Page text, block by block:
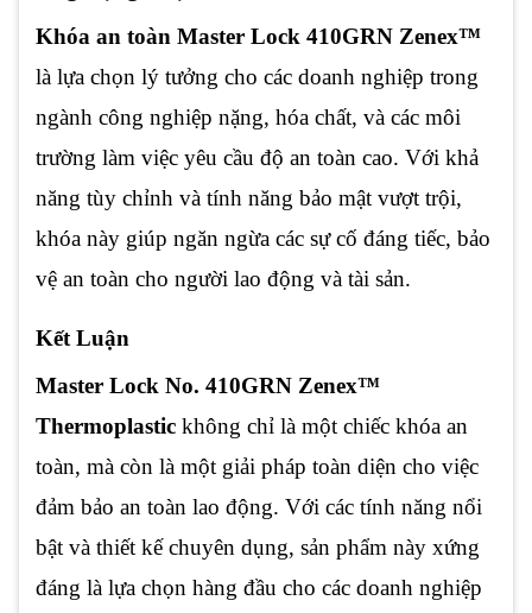
Khóa an toàn Master Lock 410GRN Zenex™
là lựa chọn lý tưởng cho các doanh nghiệp trong
ngành công nghiệp nặng, hóa chất, và các môi
trường làm việc yêu cầu độ an toàn cao. Với khả
năng tùy chỉnh và tính năng bảo mật vượt trội,
khóa này giúp ngăn ngừa các sự cố đáng tiếc, bảo
vệ an toàn cho người lao động và tài sản.
Kết Luận
Master Lock No. 410GRN Zenex™
Thermoplastic không chỉ là một chiếc khóa an
toàn, mà còn là một giải pháp toàn diện cho việc
đảm bảo an toàn lao động. Với các tính năng nổi
bật và thiết kế chuyên dụng, sản phẩm này xứng
đáng là lựa chọn hàng đầu cho các doanh nghiệp